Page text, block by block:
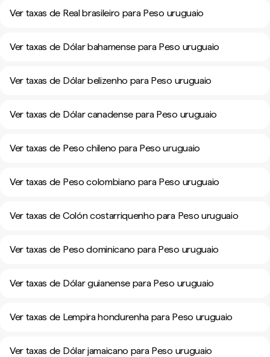
Ver taxas de Real brasileiro para Peso uruguaio
Ver taxas de Dólar bahamense para Peso uruguaio
Ver taxas de Dólar belizenho para Peso uruguaio
Ver taxas de Dólar canadense para Peso uruguaio
Ver taxas de Peso chileno para Peso uruguaio
Ver taxas de Peso colombiano para Peso uruguaio
Ver taxas de Colón costarriquenho para Peso uruguaio
Ver taxas de Peso dominicano para Peso uruguaio
Ver taxas de Dólar guianense para Peso uruguaio
Ver taxas de Lempira hondurenha para Peso uruguaio
Ver taxas de Dólar jamaicano para Peso uruguaio